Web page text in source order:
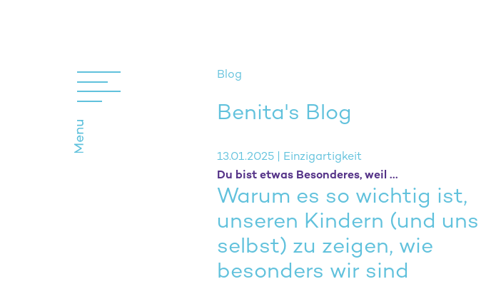
Blog
Benita's Blog
13.01.2025 | Einzigartigkeit
Du bist etwas Besonderes, weil ...
Warum es so wichtig ist,
unseren Kindern (und uns
selbst) zu zeigen, wie
besonders wir sind